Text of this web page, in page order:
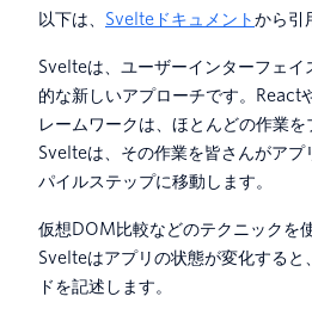
以下は、 Svelteドキュメントから引
Svelteは、ユーザーインターフェイ
的な新しいアプローチです。React
レームワークは、ほとんどの作業を
Svelteは、その作業を皆さんがアプ
パイルステップに移動します。
仮想DOM比較などのテクニックを
Svelteはアプリの状態が変化する
ドを記述します。